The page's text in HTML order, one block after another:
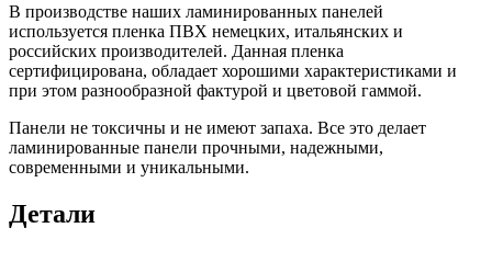
В производстве наших ламинированных панелей
используется пленка ПВХ немецких, итальянских и
российских производителей. Данная пленка
сертифицирована, обладает хорошими характеристиками и
при этом разнообразной фактурой и цветовой гаммой.
Панели не токсичны и не имеют запаха. Все это делает
ламинированные панели прочными, надежными,
современными и уникальными.
Детали